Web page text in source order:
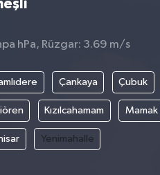
hPa, Rüzgar: 3.69 m/s
Çankaya Çubuk
Kızılcahamam Mamak
Yenimahalle